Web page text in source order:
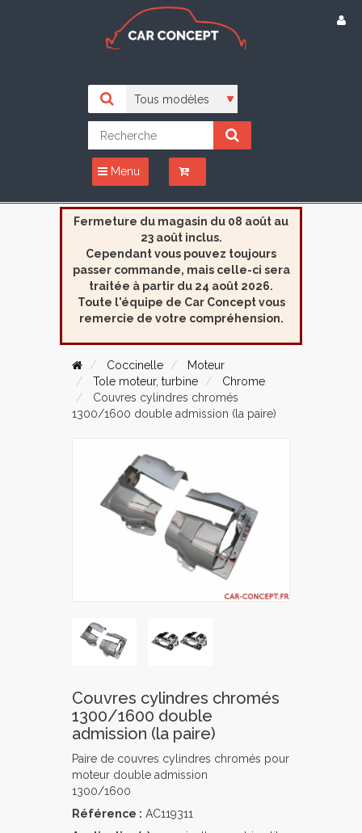
Menu
Fermeture du magasin du 08 août au
23 août inclus.
Cependant vous pouvez toujours
passer commande, mais celle-ci sera
traitée à partir du 24 août 2026.
Toute l'équipe de Car Concept vous
remercie de votre compréhension.
Coccinelle
Moteur
Tole moteur, turbine
Chrome
Couvres cylindres chromés
1300/1600 double admission (la paire)
Couvres cylindres chromés
1300/1600 double
admission (la paire)
Paire de couvres cylindres chromés pour
moteur double admission
1300/1600
Référence : AC119311